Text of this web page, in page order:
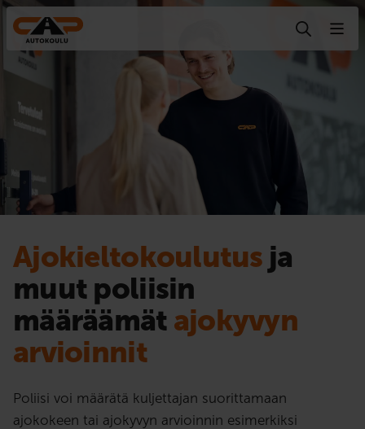
Hyppää sisältöön
Ajokieltokoulutus ja
muut poliisin
määräämät ajokyvyn
arvioinnit
Poliisi voi määrätä kuljettajan suorittamaan
ajokokeen tai ajokyvyn arvioinnin esimerkiksi